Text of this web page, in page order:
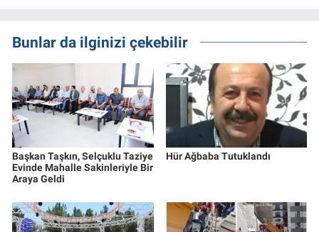
Bunlar da ilginizi çekebilir
Başkan Taşkın, Selçuklu Taziye
Evinde Mahalle Sakinleriyle Bir
Araya Geldi
Hür Ağbaba Tutuklandı